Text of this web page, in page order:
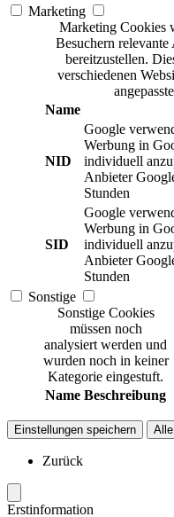
Marketing
Marketing Cookies
Besuchern
bereitzustellen.
verschiedenen
Name
NID
Google
Werbung in
individuell
Anbieter
Stunden
SID
Google
Werbung in
individuell
Anbieter
Stunden
Sonstige
Sonstige Cookies
müssen noch
analysiert werden und
wurden noch in keiner
Kategorie eingestuft.
Name Beschreibung
Einstellungen speichern
Zurück
Erstinformation